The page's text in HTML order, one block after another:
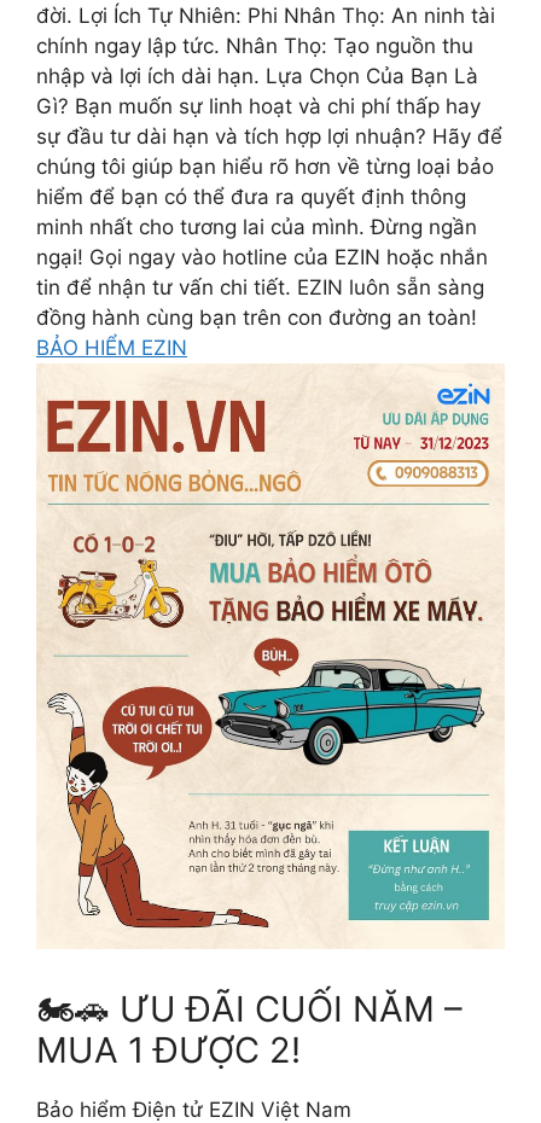
đời. Lợi Ích Tự Nhiên: Phi Nhân Thọ: An ninh tài
chính ngay lập tức. Nhân Thọ: Tạo nguồn thu
nhập và lợi ích dài hạn. Lựa Chọn Của Bạn Là
Gì? Bạn muốn sự linh hoạt và chi phí thấp hay
sự đầu tư dài hạn và tích hợp lợi nhuận? Hãy để
chúng tôi giúp bạn hiểu rõ hơn về từng loại bảo
hiểm để bạn có thể đưa ra quyết định thông
minh nhất cho tương lai của mình. Đừng ngần
ngại! Gọi ngay vào hotline của EZIN hoặc nhắn
tin để nhận tư vấn chi tiết. EZIN luôn sẵn sàng
đồng hành cùng bạn trên con đường an toàn!
BẢO HIỂM EZIN
🏍️🚗 ƯU ĐÃI CUỐI NĂM –
MUA 1 ĐƯỢC 2!
Bảo hiểm Điện tử EZIN Việt Nam